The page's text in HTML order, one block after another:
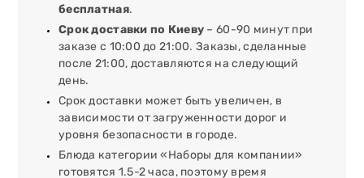
бесплатная.
Срок доставки по Киеву – 60-90 минут при
заказе с 10:00 до 21:00. Заказы, сделанные
после 21:00, доставляются на следующий
день.
Срок доставки может быть увеличен, в
зависимости от загруженности дорог и
уровня безопасности в городе.
Блюда категории «Наборы для компании»
готовятся 1.5-2 часа, поэтому время